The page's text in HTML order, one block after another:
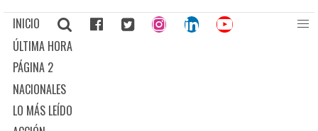
INICIO
ÚLTIMA HORA
PÁGINA 2
NACIONALES
LO MÁS LEÍDO